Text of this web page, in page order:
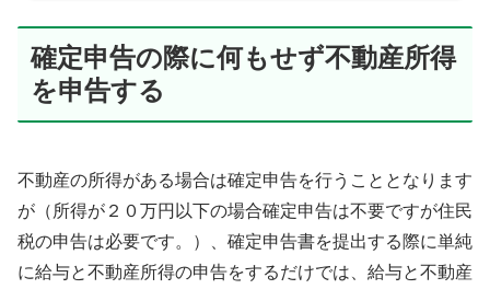
確定申告の際に何もせず不動産所得
を申告する
不動産の所得がある場合は確定申告を行うこととなります
が（所得が２０万円以下の場合確定申告は不要ですが住民
税の申告は必要です。）、確定申告書を提出する際に単純
に給与と不動産所得の申告をするだけでは、給与と不動産